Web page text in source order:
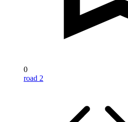
0
road 2